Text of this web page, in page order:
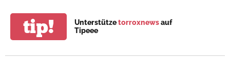
tip! Unterstützetorroxnewsauf
Tipeee